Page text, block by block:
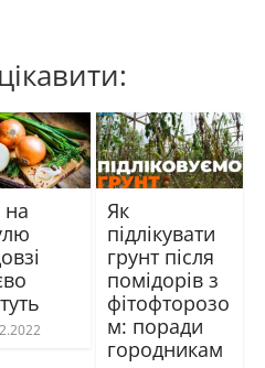
на
Як
підлікувати
грунт після
помідорів з
фітофторозо
м: поради
городникам